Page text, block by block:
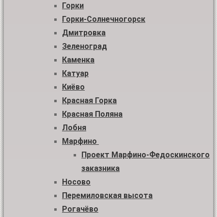
Горки
Горки-Солнечногорск
Дмитровка
Зеленоград
Каменка
Катуар
Киёво
Красная Горка
Красная Поляна
Лобня
Марфино
Проект Марфино-Федоскинского
заказника
Носово
Перемиловская высота
Рогачёво